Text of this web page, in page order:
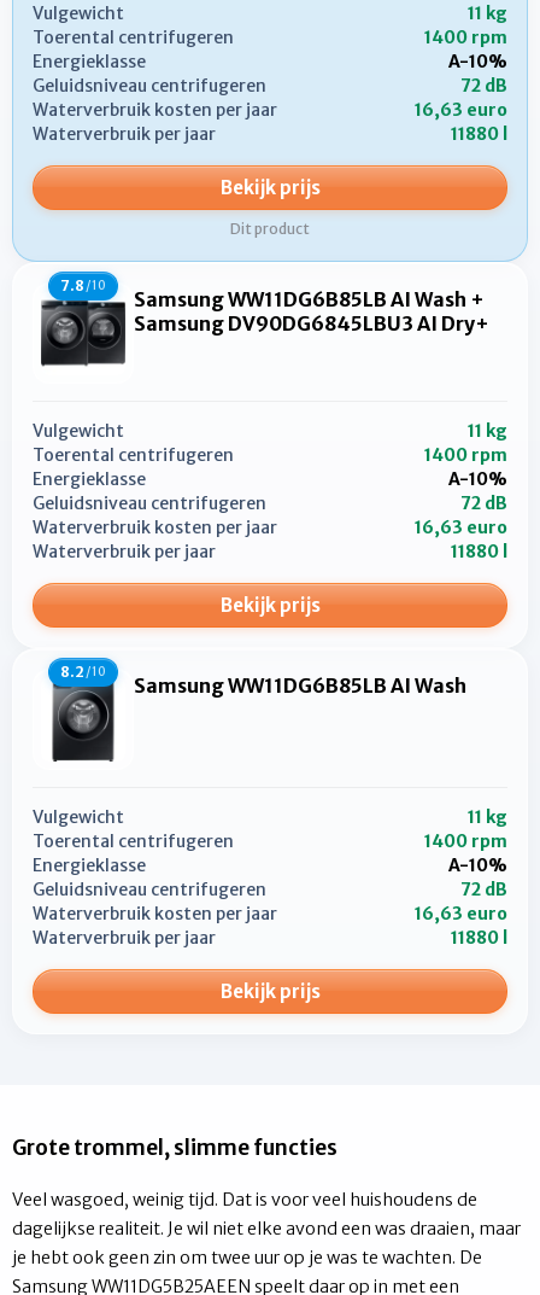
Vulgewicht
11 kg
Toerental centrifugeren
1400 rpm
Energieklasse
A-10%
Geluidsniveau centrifugeren
72 dB
Waterverbruik kosten per jaar
16,63 euro
Waterverbruik per jaar
11880 l
Bekijk prijs
Dit product
7.8 /10
Samsung WW11DG6B85LB AI Wash +
Samsung DV90DG6845LBU3 AI Dry+
Vulgewicht
11 kg
Toerental centrifugeren
1400 rpm
Energieklasse
A-10%
Geluidsniveau centrifugeren
72 dB
Waterverbruik kosten per jaar
16,63 euro
Waterverbruik per jaar
11880 l
Bekijk prijs
8.2 /10
Samsung WW11DG6B85LB AI Wash
Vulgewicht
11 kg
Toerental centrifugeren
1400 rpm
Energieklasse
A-10%
Geluidsniveau centrifugeren
72 dB
Waterverbruik kosten per jaar
16,63 euro
Waterverbruik per jaar
11880 l
Bekijk prijs
Grote trommel, slimme functies
Veel wasgoed, weinig tijd. Dat is voor veel huishoudens de
dagelijkse realiteit. Je wil niet elke avond een was draaien, maar
je hebt ook geen zin om twee uur op je was te wachten. De
Samsung WW11DG5B25AEEN speelt daar op in met een